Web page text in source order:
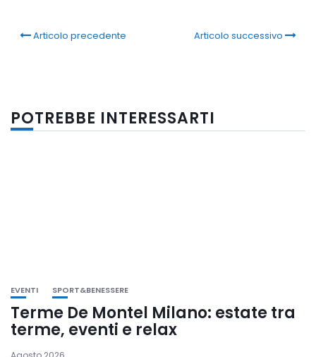
Articolo precedente Articolo successivo
POTREBBE INTERESSARTI
EVENTI SPORT&BENESSERE
Terme De Montel Milano: estate tra
terme, eventi e relax